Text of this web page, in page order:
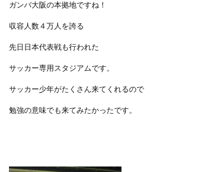
ガンバ大阪の本拠地ですね！
収容人数４万人を誇る
先日日本代表戦も行われた
サッカー専用スタジアムです。
サッカー少年がたくさん来てくれるので
勉強の意味でも来てみたかったです。